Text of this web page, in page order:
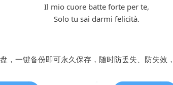
Il mio cuore batte forte per te,
Solo tu sai darmi felicità.
，一键备份即可永久保存，随时防丢失、防失效